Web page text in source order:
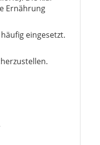
Ernährung
eingesetzt.